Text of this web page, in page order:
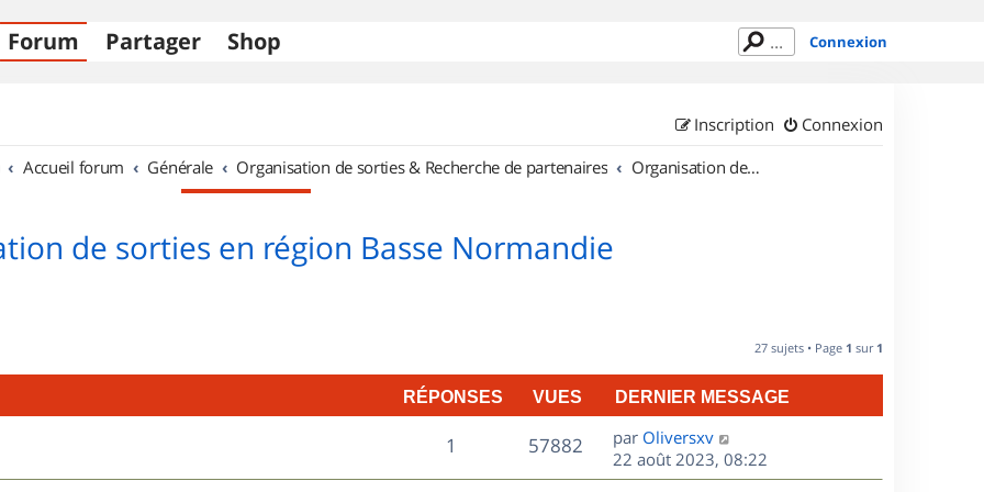
Forum Partager Shop Connexion
Connexion
Inscription
Accueil forum Générale Organisation de sorties & Recherche de partenaires Organisation de sorties en région Basse Normandie
de sorties en région Basse Normandie
27 sujets • Page 1 sur 1
RÉPONSES VUES DERNIER MESSAGE
1
é
57882V
u
D
e
r
par Oliversxv
22 août 2023, 08:22